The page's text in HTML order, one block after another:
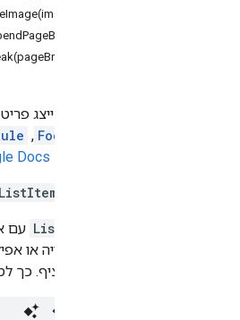
רכיב שמייצג
Footnote
,
ListItems
ListItems עם
בכרטיסייה או
יישאר רציף. כך